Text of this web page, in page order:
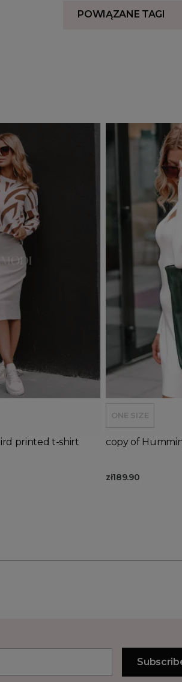
POWIĄZANE TAGI
Stock Add
printed t-shirt
ONE SIZE
copy of
zł189.90